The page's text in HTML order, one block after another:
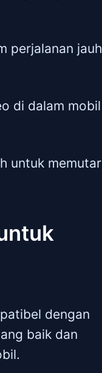
perjalanan jauh
di dalam mobil
untuk memutar
dengan
baik dan